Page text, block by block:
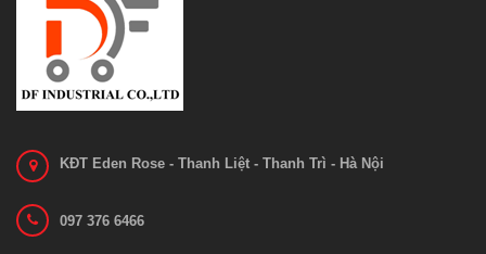
KĐT Eden Rose - Thanh Liệt - Thanh Trì - Hà Nội
097 376 6466